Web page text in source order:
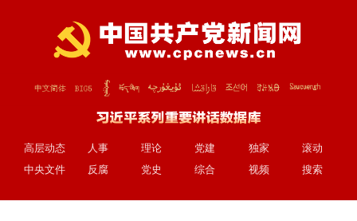
高层动态 人事 理论 党建 独家
滚动
中央文件
反腐 党史 综合 视频 搜索